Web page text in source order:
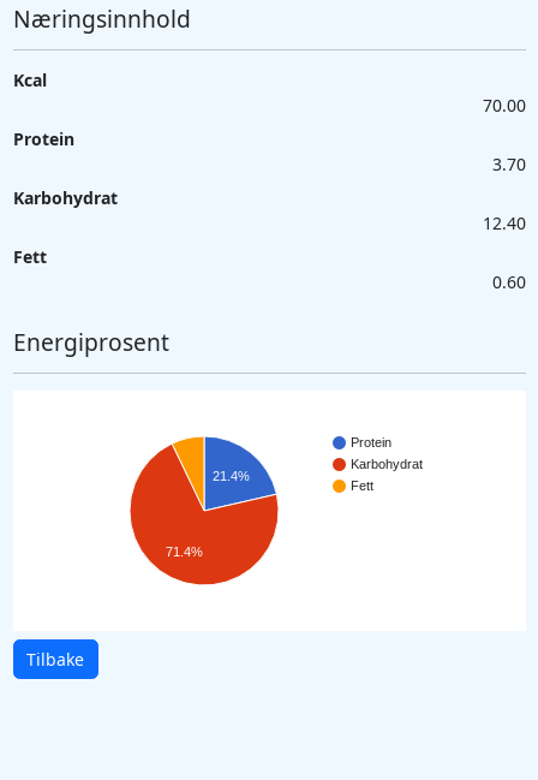
Næringsinnhold
Kcal
70.00
Protein
3.70
Karbohydrat
12.40
Fett
0.60
Energiprosent
Protein
Karbohydrat
Fett
21.4%
71.4%
Tilbake